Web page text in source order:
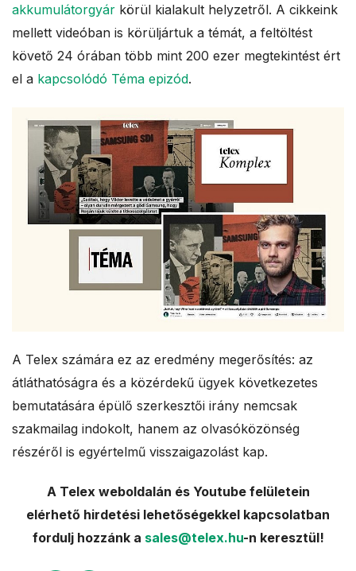
akkumulátorgyár körül kialakult helyzetről. A cikkeink
mellett videóban is körüljártuk a témát, a feltöltést
követő 24 órában több mint 200 ezer megtekintést ért
el a kapcsolódó Téma epizód.
A Telex számára ez az eredmény megerősítés: az
átláthatóságra és a közérdekű ügyek következetes
bemutatására épülő szerkesztői irány nemcsak
szakmailag indokolt, hanem az olvasóközönség
részéről is egyértelmű visszaigazolást kap.
A Telex weboldalán és Youtube felületein
elérhető hirdetési lehetőségekkel kapcsolatban
fordulj hozzánk a sales@telex.hu-n keresztül!